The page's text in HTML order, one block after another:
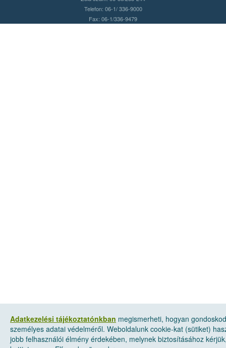
Adatkezelési tájékoztatónkban megismerheti, hogyan
személyes adatai védelméről. Weboldalunk cookie-kat (sütiket)
jobb felhasználói élmény érdekében, melynek biztosításához
Telefon: 06-1/ 336-9000
Fax: 06-1/336-9479